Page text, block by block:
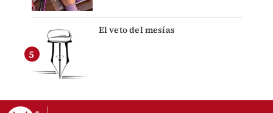
El veto del mesías